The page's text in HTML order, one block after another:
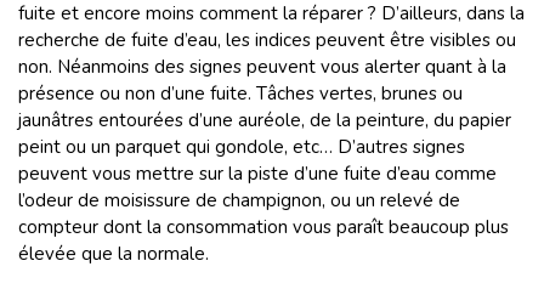
fuite et encore moins comment la réparer ? D’ailleurs, dans la
recherche de fuite d’eau, les indices peuvent être visibles ou
non. Néanmoins des signes peuvent vous alerter quant à la
présence ou non d’une fuite. Tâches vertes, brunes ou
jaunâtres entourées d’une auréole, de la peinture, du papier
peint ou un parquet qui gondole, etc… D’autres signes
peuvent vous mettre sur la piste d’une fuite d’eau comme
l’odeur de moisissure de champignon, ou un relevé de
compteur dont la consommation vous paraît beaucoup plus
élevée que la normale.